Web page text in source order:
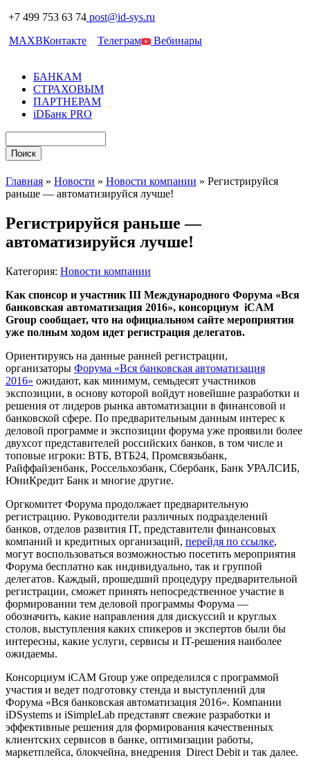
+7 499 753 63 74 post@id-sys.ru
MAXВКонтакте Телеграм Вебинары
БАНКАМ
СТРАХОВЫМ
ПАРТНЕРАМ
iDБанк PRO
Главная » Новости » Новости компании » Регистрируйся
раньше — автоматизируйся лучше!
Регистрируйся раньше —
автоматизируйся лучше!
Категория: Новости компании
Как спонсор и участник III Международного Форума «Вся
банковская автоматизация 2016», консорциум iCAM
Group сообщает, что на официальном сайте мероприятия
уже полным ходом идет регистрация делегатов.
Ориентируясь на данные ранней регистрации,
организаторы Форума «Вся банковская автоматизация
2016» ожидают, как минимум, семьдесят участников
экспозиции, в основу которой войдут новейшие разработки и
решения от лидеров рынка автоматизации в финансовой и
банковской сфере. По предварительным данным интерес к
деловой программе и экспозиции форума уже проявили более
двухсот представителей российских банков, в том числе и
топовые игроки: ВТБ, ВТБ24, Промсвязьбанк,
Райффайзенбанк, Россельхозбанк, Сбербанк, Банк УРАЛСИБ,
ЮниКредит Банк и многие другие.
Оргкомитет Форума продолжает предварительную
регистрацию. Руководители различных подразделений
банков, отделов развития IT, представители финансовых
компаний и кредитных организаций, перейдя по ссылке,
могут воспользоваться возможностью посетить мероприятия
Форума бесплатно как индивидуально, так и группой
делегатов. Каждый, прошедший процедуру предварительной
регистрации, сможет принять непосредственное участие в
формировании тем деловой программы Форума —
обозначить, какие направления для дискуссий и круглых
столов, выступления каких спикеров и экспертов были бы
интересны, какие услуги, сервисы и IT-решения наиболее
ожидаемы.
Консорциум iCAM Group уже определился с программой
участия и ведет подготовку стенда и выступлений для
Форума «Вся банковская автоматизация 2016». Компании
iDSystems и iSimpleLab представят свежие разработки и
эффективные решения для формирования качественных
клиентских сервисов в банке, оптимизации работы,
маркетплейса, блокчейна, внедрения Direct Debit и так далее.